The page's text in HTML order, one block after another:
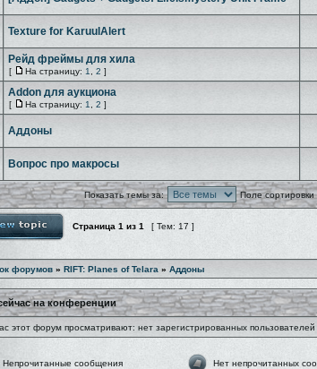
Texture for KaruulAlert
Рейд фреймы для хила
[ На страницу: 1 2 ]
Addon для аукциона
[ На страницу: 1 2 ]
Аддоны
Вопрос про макросы
Показать темы за: Поле сортировки
Страница 1 из 1 [ Тем: 17 ]
форумов » RIFT: Planes of Telara » Аддоны
на конференции
этот форум просматривают: нет зарегистрированных пользователей
Непрочитанные сообщения Нет непрочитанных